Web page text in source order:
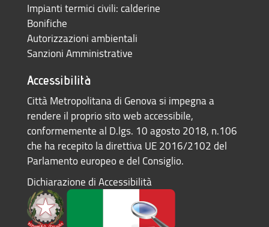
Impianti termici civili: calderine
Bonifiche
Autorizzazioni ambientali
Sanzioni Amministrative
Accessibilità
Città Metropolitana di Genova si impegna a
rendere il proprio sito web accessibile,
conformemente al D.lgs. 10 agosto 2018, n.106
che ha recepito la direttiva UE 2016/2102 del
Parlamento europeo e del Consiglio.
Dichiarazione di Accessibilità